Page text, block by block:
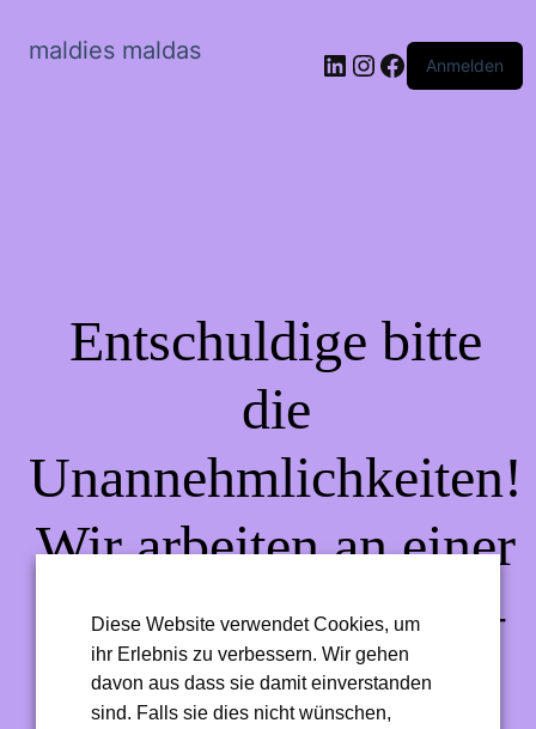
maldies maldas LinkedIn
Instagram
Facebook
Anmelden
Entschuldige bitte
die
Unannehmlichkeiten!
Wir arbeiten an einer
großartigen Sache –
schau bald wieder
Diese Website verwendet Cookies, um
ihr Erlebnis zu verbessern. Wir gehen
davon aus dass sie damit einverstanden
sind. Falls sie dies nicht wünschen,